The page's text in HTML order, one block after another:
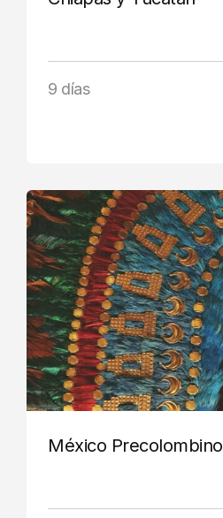
9 días
México Precolombino